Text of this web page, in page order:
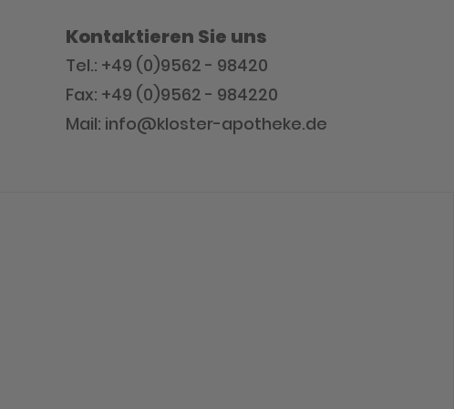
Kontaktieren Sie uns
Tel.: +49 (0)9562 - 98420
Fax: +49 (0)9562 - 984220
Mail: info@kloster-apotheke.de